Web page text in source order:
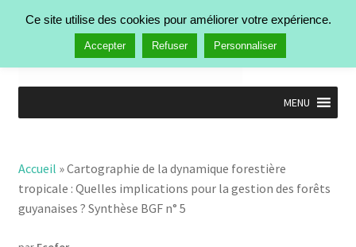
Rechercher :
MENU
menu
Manifestations
Publications
Actualités
Qui est Ecofor ?
Accueil »Cartographie de la dynamique forestière
tropicale : Quelles implications pour la gestion des forêts
guyanaises ? Synthèse BGF n° 5
Ce site utilise des cookies pour améliorer votre expérience.
Accepter Refuser Personnaliser